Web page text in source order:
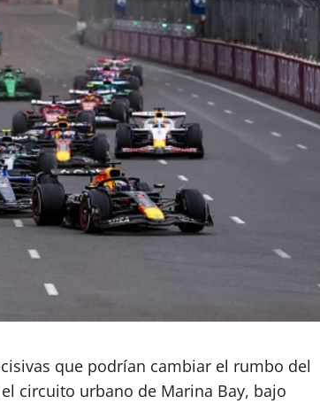
que podrían cambiar el rumbo del
circuito urbano de Marina Bay, bajo